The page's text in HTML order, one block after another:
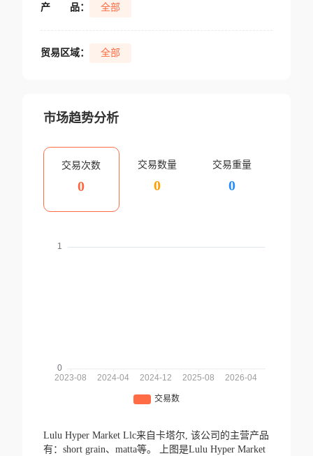
产 品： 全部
贸易区域： 全部
市场趋势分析
交易次数
0
交易数量
0
交易重量
0
Lulu Hyper Market Llc来自卡塔尔, 该公司的主营产品
有：short grain、matta等。
上图是Lulu Hyper Market